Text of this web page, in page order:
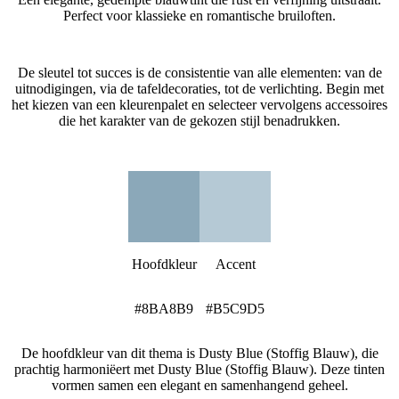
Perfect voor klassieke en romantische bruiloften.
De sleutel tot succes is de consistentie van alle elementen: van de
uitnodigingen, via de tafeldecoraties, tot de verlichting. Begin met
het kiezen van een kleurenpalet en selecteer vervolgens accessoires
die het karakter van de gekozen stijl benadrukken.
Hoofdkleur
#8BA8B9
Accent
#B5C9D5
De hoofdkleur van dit thema is Dusty Blue (Stoffig Blauw), die
prachtig harmoniëert met Dusty Blue (Stoffig Blauw). Deze tinten
vormen samen een elegant en samenhangend geheel.